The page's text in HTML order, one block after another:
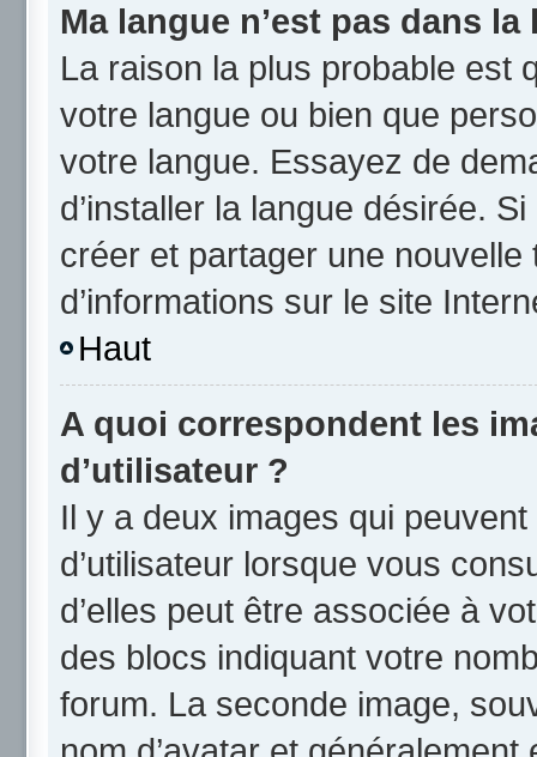
Ma langue n’est pas dans la
La raison la plus probable est
votre langue ou bien que
votre langue. Essayez de
d’installer la langue désirée.
créer et partager une
d’informations sur le site
Haut
A quoi correspondent les
d’utilisateur ?
Il y a deux images qui
d’utilisateur lorsque vous
d’elles peut être associée à
des blocs indiquant votre
forum. La seconde image,